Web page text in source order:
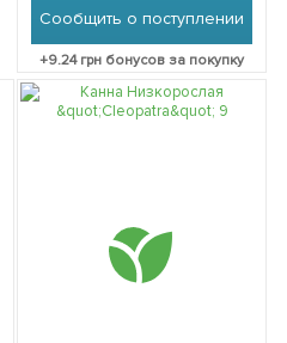
Сообщить о поступлении
+9.24грн бонусов за покупку